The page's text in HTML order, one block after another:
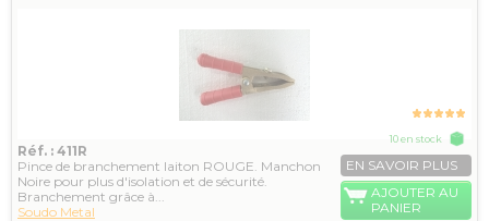
Réf. : 411R
Pince de branchement laiton ROUGE. Manchon
Noire pour plus d'isolation et de sécurité.
Branchement grâce à...
Soudo Metal
10 en stock
EN SAVOIR PLUS
AJOUTER AU
PANIER